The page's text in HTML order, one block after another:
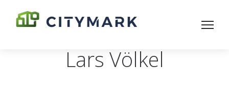
Lars Völkel